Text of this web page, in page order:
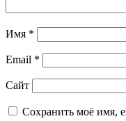
Имя *
Email *
Сайт
Сохранить моё имя,